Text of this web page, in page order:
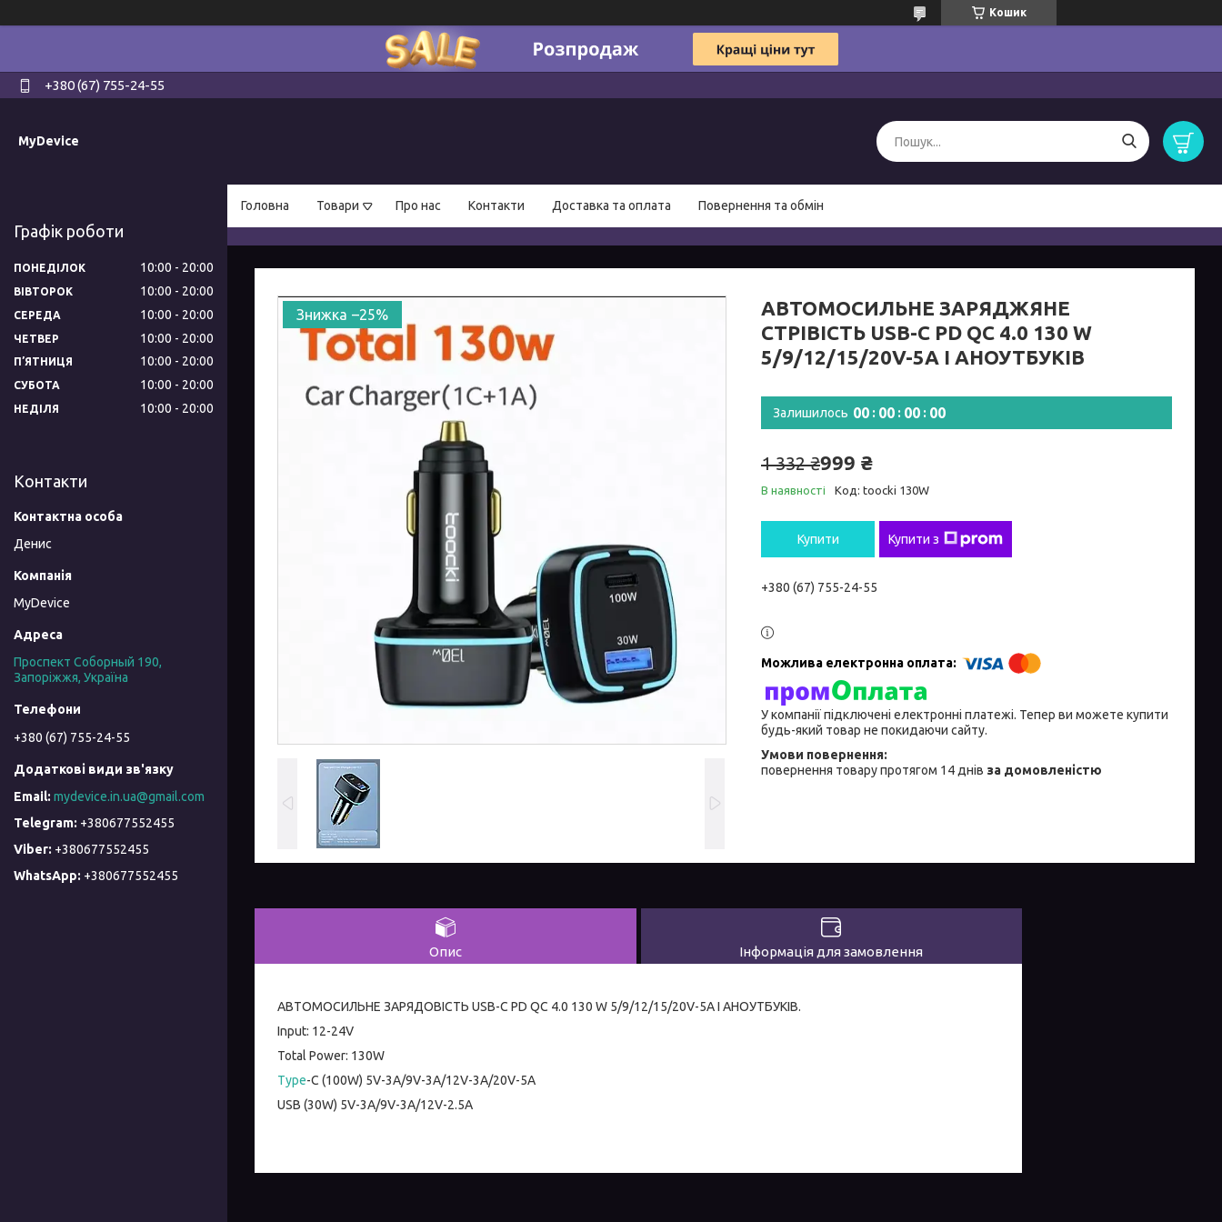
Кошик
+380 (67) 755-24-55
MyDevice
Головна Товари Про нас Контакти Доставка та оплата Повернення та обмін
–25%
АВТОМОСИЛЬНЕ ЗАРЯДЖЯНЕ
СТРІВІСТЬ USB-C PD QC 4.0 130 W
5/9/12/15/20V-5A І АНОУТБУКІВ
Залишилось 00 00 00 00
1 332 ₴999 ₴
В наявності Код: toocki 130W
Купити Купити з
+380 (67) 755-24-55
У компанії підключені електронні платежі. Тепер ви можете купити
будь-який товар не покидаючи сайту.
повернення товару протягом 14 днів за домовленістю
Опис Інформація для замовлення
АВТОМОСИЛЬНЕ ЗАРЯДОВІСТЬ USB-C PD QC 4.0 130 W 5/9/12/15/20V-5A І АНОУТБУКІВ.
Input: 12-24V
Total Power: 130W
Type-C (100W) 5V-3A/9V-3A/12V-3A/20V-5A
USB (30W) 5V-3A/9V-3A/12V-2.5A
Графік роботи
ПОНЕДІЛОК 10:00 20:00
ВІВТОРОК 10:00 20:00
СЕРЕДА 10:00 20:00
ЧЕТВЕР 10:00 20:00
ПʼЯТНИЦЯ 10:00 20:00
СУБОТА 10:00 20:00
НЕДІЛЯ 10:00 20:00
Контакти
Денис
MyDevice
Проспект Соборный 190,
Запоріжжя, Україна
+380 (67) 755-24-55
mydevice.in.ua@gmail.com
+380677552455
+380677552455
+380677552455